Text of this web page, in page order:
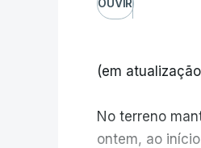
OUVIR
(em
No terreno
ontem, ao